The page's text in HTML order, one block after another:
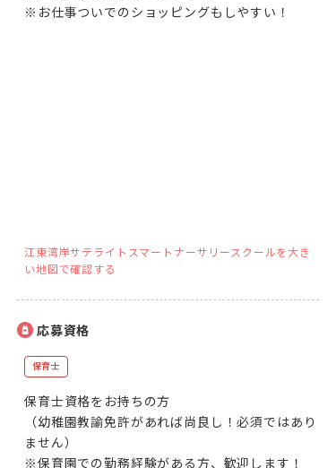
※お仕事ついでのショッピングもしやすい！
江東湾岸サテライトスマートナーサリースクールを大き
い地図で確認する
応募資格
保育士
保育士資格をお持ちの方
（幼稚園教諭免許があれば尚良し！必須ではあり
ません）
※保育園での勤務経験がある方、歓迎します！